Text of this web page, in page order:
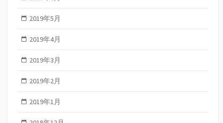
2019年5月
2019年4月
2019年3月
2019年2月
2019年1月